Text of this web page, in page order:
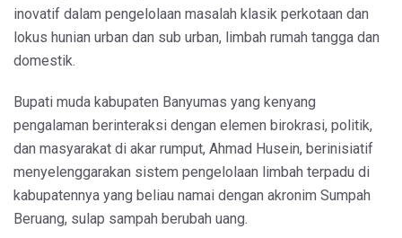
inovatif dalam pengelolaan masalah klasik perkotaan dan
lokus hunian urban dan sub urban, limbah rumah tangga dan
domestik.
Bupati muda kabupaten Banyumas yang kenyang
pengalaman berinteraksi dengan elemen birokrasi, politik,
dan masyarakat di akar rumput, Ahmad Husein, berinisiatif
menyelenggarakan sistem pengelolaan limbah terpadu di
kabupatennya yang beliau namai dengan akronim Sumpah
Beruang, sulap sampah berubah uang.